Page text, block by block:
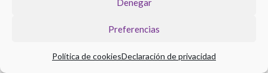
Preferencias
Política de cookiesDeclaración de privacidad